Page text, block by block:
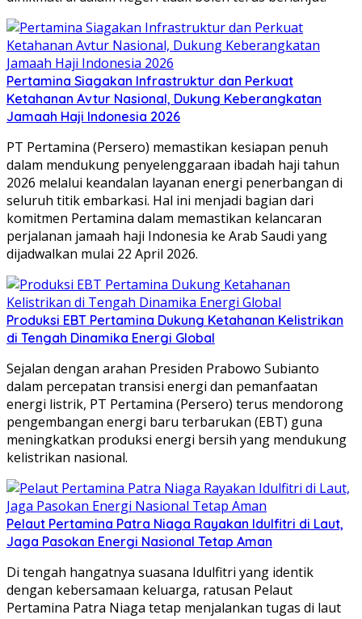
Pertamina Siagakan Infrastruktur dan Perkuat
Ketahanan Avtur Nasional, Dukung Keberangkatan
Jamaah Haji Indonesia 2026
PT Pertamina (Persero) memastikan kesiapan penuh
dalam mendukung penyelenggaraan ibadah haji tahun
2026 melalui keandalan layanan energi penerbangan di
seluruh titik embarkasi. Hal ini menjadi bagian dari
komitmen Pertamina dalam memastikan kelancaran
perjalanan jamaah haji Indonesia ke Arab Saudi yang
dijadwalkan mulai 22 April 2026.
Produksi EBT Pertamina Dukung Ketahanan Kelistrikan
di Tengah Dinamika Energi Global
Sejalan dengan arahan Presiden Prabowo Subianto
dalam percepatan transisi energi dan pemanfaatan
energi listrik, PT Pertamina (Persero) terus mendorong
pengembangan energi baru terbarukan (EBT) guna
meningkatkan produksi energi bersih yang mendukung
kelistrikan nasional.
Pelaut Pertamina Patra Niaga Rayakan Idulfitri di Laut,
Jaga Pasokan Energi Nasional Tetap Aman
Di tengah hangatnya suasana Idulfitri yang identik
dengan kebersamaan keluarga, ratusan Pelaut
Pertamina Patra Niaga tetap menjalankan tugas di laut